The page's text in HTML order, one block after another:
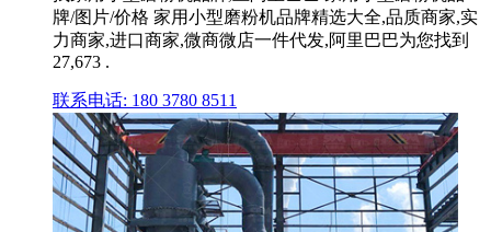
牌/图片/价格 家用小型磨粉机品牌精选大全,品质商家,实
力商家,进口商家,微商微店一件代发,阿里巴巴为您找到
27,673 .
联系电话: 180 3780 8511